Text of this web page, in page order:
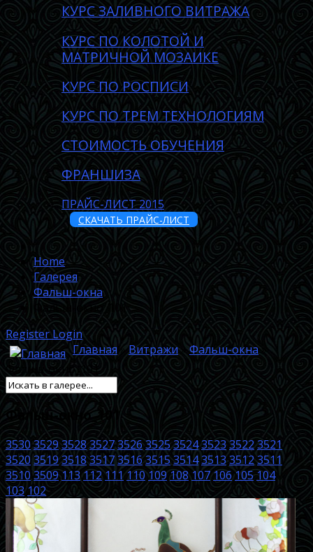
КУРС ЗАЛИВНОГО ВИТРАЖА
КУРС ПО КОЛОТОЙ И
МАТРИЧНОЙ МОЗАИКЕ
КУРС ПО РОСПИСИ
КУРС ПО ТРЕМ ТЕХНОЛОГИЯМ
СТОИМОСТЬ ОБУЧЕНИЯ
ФРАНШИЗА
ПРАЙС-ЛИСТ 2015
СКАЧАТЬ ПРАЙС-ЛИСТ
Home
Галерея
Фальш-окна
Фальш-окно_101
Register Login
Главная »Витражи»Фальш-окна»
Фальш-окно_101
Фальш-окно_101
35303529 3528 35273526 3525 35243523 35223521
3520351935183517351635153514351335123511
3510 3509113112 111 110109 108 107 106105104
103 102